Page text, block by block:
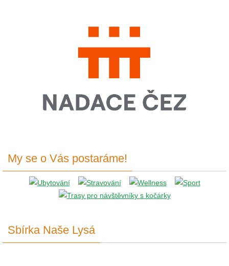
My se o Vás postaráme!
Sbírka Naše Lysá